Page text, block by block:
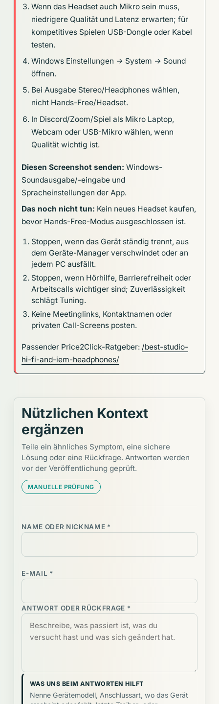
Wenn das Headset auch Mikro sein muss,
niedrigere Qualität und Latenz erwarten; für
kompetitives Spielen USB-Dongle oder Kabel
testen.
Windows Einstellungen → System → Sound
öffnen.
Bei Ausgabe Stereo/Headphones wählen,
nicht Hands-Free/Headset.
In Discord/Zoom/Spiel als Mikro Laptop,
Webcam oder USB-Mikro wählen, wenn
Qualität wichtig ist.
Diesen Screenshot senden: Windows-
Soundausgabe/-eingabe und
Spracheinstellungen der App.
Das noch nicht tun: Kein neues Headset kaufen,
bevor Hands-Free-Modus ausgeschlossen ist.
Stoppen, wenn das Gerät ständig trennt, aus
dem Geräte-Manager verschwindet oder an
jedem PC ausfällt.
Stoppen, wenn Hörhilfe, Barrierefreiheit oder
Arbeitscalls wichtiger sind; Zuverlässigkeit
schlägt Tuning.
Keine Meetinglinks, Kontaktnamen oder
privaten Call-Screens posten.
Passender Price2Click-Ratgeber: /best-studio-
hi-fi-and-iem-headphones/
Nützlichen Kontext
ergänzen
Teile ein ähnliches Symptom, eine sichere
Lösung oder eine Rückfrage. Antworten werden
vor der Veröffentlichung geprüft.
MANUELLE PRÜFUNG
NAME ODER NICKNAME *
E-MAIL *
ANTWORT ODER RÜCKFRAGE *
WAS UNS BEIM ANTWORTEN HILFT
Nenne Gerätemodell, Anschlussart, wo das Gerät